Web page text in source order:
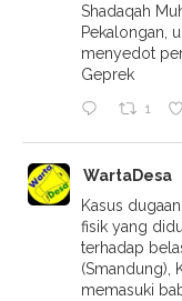
Shadaqah
Pekalongan,
menyedot
Geprek
1
WartaDesa
Kasus
fisik yang
terhadap
(Smandung),
memasuki